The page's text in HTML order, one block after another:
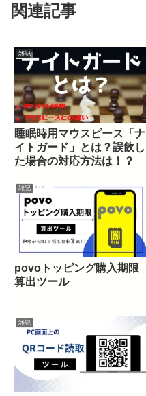
関連記事
雑記
睡眠時用マウスピース「ナ
イトガード」とは？誤飲し
た場合の対応方法は！？
雑記
povoトッピング購入期限
算出ツール
雑記